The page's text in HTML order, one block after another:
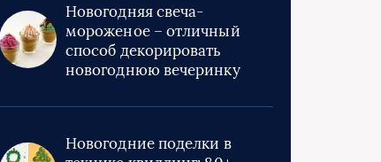
Новогодняя свеча-
мороженое – отличный
способ декорировать
новогоднюю вечеринку
Новогодние поделки в